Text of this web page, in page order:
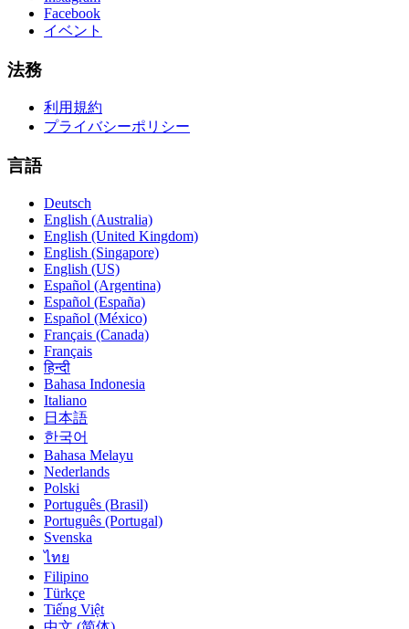
Facebook
イベント
法務
利用規約
プライバシーポリシー
言語
Deutsch
English (Australia)
English (United Kingdom)
English (Singapore)
English (US)
Español (Argentina)
Español (España)
Español (México)
Français (Canada)
Français
हिन्दी
Bahasa Indonesia
Italiano
日本語
한국어
Bahasa Melayu
Nederlands
Polski
Português (Brasil)
Português (Portugal)
Svenska
ไทย
Filipino
Türkçe
Tiếng Việt